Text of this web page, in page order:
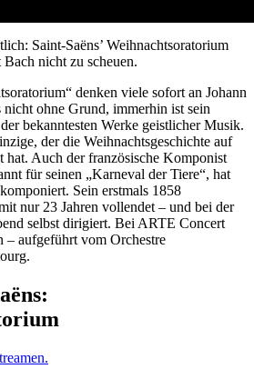
Saint-Saëns’ Weihnachtsoratorium
nicht zu scheuen.
denken viele sofort an Johann
nicht ohne Grund, immerhin ist sein
bekanntesten Werke geistlicher Musik.
der die Weihnachtsgeschichte auf
hat. Auch der französische Komponist
für seinen „Karneval der Tiere“, hat
Sein erstmals 1858
nur 23 Jahren vollendet – und bei der
selbst dirigiert. Bei ARTE Concert
– aufgeführt vom Orchestre